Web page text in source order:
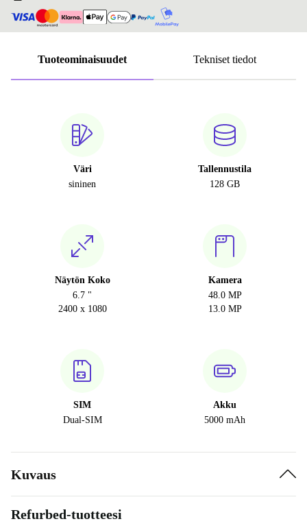
Tuoteominaisuudet Tekniset tiedot
Väri
sininen
Tallennustila
128 GB
Näytön Koko
6.7 "
2400 x 1080
Kamera
48.0 MP
13.0 MP
SIM
Dual-SIM
Akku
5000 mAh
Kuvaus
Refurbed-tuotteesi